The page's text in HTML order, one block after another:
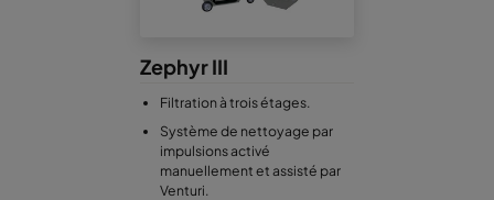
Zephyr III
Filtration à trois étages.
Système de nettoyage par
impulsions activé
manuellement et assisté par
Venturi.